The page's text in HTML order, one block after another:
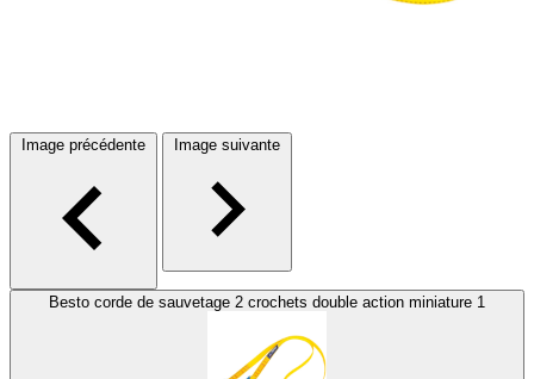
Image précédente Image suivante
Besto corde de sauvetage 2 crochets double action miniature 1